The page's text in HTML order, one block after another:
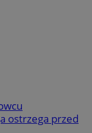
ostrzega przed